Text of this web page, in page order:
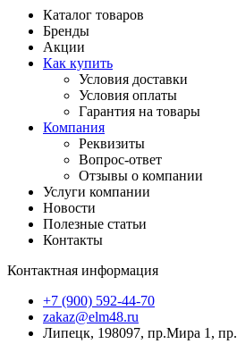
Каталог товаров
Бренды
Акции
Как купить
Условия доставки
Условия оплаты
Гарантия на товары
Компания
Реквизиты
Вопрос-ответ
Отзывы о компании
Услуги компании
Новости
Полезные статьи
Контакты
Контактная информация
+7 (900) 592-44-70
zakaz@elm48.ru
Липецк, 198097, пр.Мира 1,